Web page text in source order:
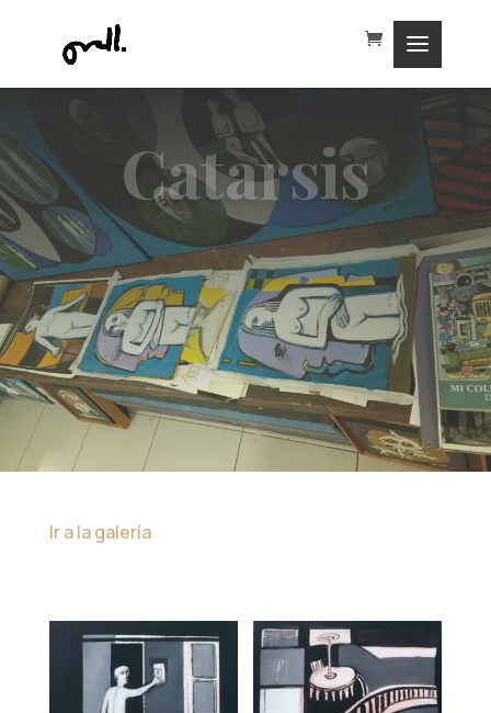
Catarsis
Ir a la galería